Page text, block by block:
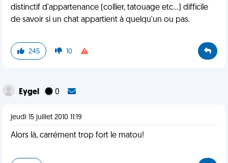
distinctif d'appartenance (collier, tatouage etc...) difficile
de savoir si un chat appartient à quelqu'un ou pas.
245 10
Eygel 0
jeudi 15 juillet 2010 11:19
Alors là, carrément trop fort le matou!